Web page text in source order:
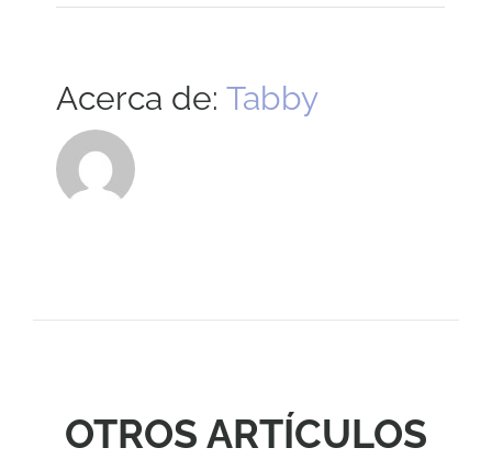
Acerca de:Tabby
OTROS ARTÍCULOS